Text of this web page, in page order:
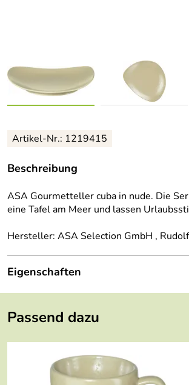
Artikel-Nr.: 1219415
Beschreibung
ASA Gourmetteller cuba in nude. Die
eine Tafel am Meer und lassen
Hersteller: ASA Selection GmbH ,
Eigenschaften
Länge:
Gewicht:
1,394
Passend dazu